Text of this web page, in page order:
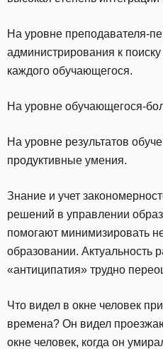
На уровне преподавателя-
администрирования к
каждого обучающегося.
На уровне обучающегося-
На уровне результатов
продуктивные умения.
Знание и учет
решений в управлении
помогают минимизировать
образовании. Актуальность
«антиципатия» трудно
Что видел в окне человек
времена? Он видел
окне человек, когда он